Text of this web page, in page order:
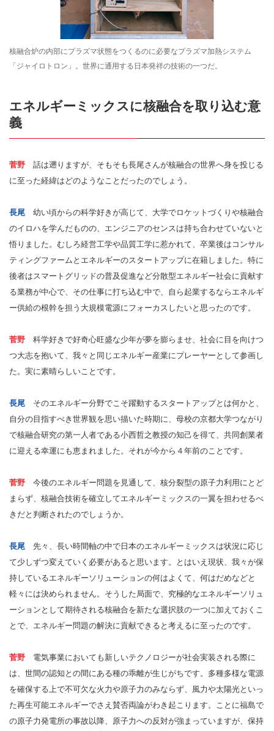
核融合炉の内部にプラズマ状態をつくるのに必要なプラズマ加熱システム
「ジャイロトロン」。世界に通用する日本発祥の技術の一つだ。
エネルギーミックスに核融合を取り込む意
義
菅野 話は遡りますが、そもそも長尾さんが核融合の世界へ身を投じる
に至った経緯はどのようなことだったのでしょう。
長尾 幼い頃からの科学好きが高じて、大学でロケットづくりや核融合
のイロハを学んだものの、エンジニアのセンスは持ち合わせていないと
悟りました。むしろ経営工学や品質工学に惹かれて、卒業後はコンサル
ティングファームとエネルギーのスタートアップに在籍しました。特に
後者はスマートグリッドの普及促進など分散型エネルギー社会に貢献す
る業務が中心で、その仕事に打ち込む中で、自ら起業するならエネルギ
ー供給の根幹を担う大規模電源にフォーカスしたいと思ったのです。
菅野 科学好きで好奇心旺盛な少年が夢を膨らませ、社会に目を向けつ
つ大志を抱いて、我々と同じエネルギー産業にプレーヤーとして参画し
た。実に素晴らしいことです。
長尾 そのエネルギー分野でこそ躍動するスタートアップとは何かと、
自分の目指すべき世界観を思い描いた時期に、母校の京都大学つながり
で核融合研究の第一人者である小西哲之教授の知己を得て、共同創業者
に迎える幸運にも恵まれました。それが今から４年前のことです。
菅野 今後のエネルギー問題を見通して、核分裂型の原子力利用にとど
まらず、核融合技術を確立してエネルギーミックスの一翼を担わせるべ
きだと判断されたのでしょうか。
長尾 先々、長い時間軸の中で日本のエネルギーミックスは状況に応じ
て少しずつ変えていく必要があると思います。とはいえ現状、我々が保
持しているエネルギーソリューションの何はよくて、何はだめなどと
軽々には決められません。そうした局面で、究極的なエネルギーソリュ
ーションとして期待される核融合を新たな選択肢の一つに加えておくこ
とで、エネルギー問題の解決に貢献できると考えるに至ったのです。
菅野 電気事業においても新しいテクノロジーが社会実装される際に
は、世間の認知との間にある種の乖離が生じがちです。多種多様な電源
を確保する上で不可欠な火力や原子力のみならず、風力や太陽光といっ
た再生可能エネルギーでさえ賛否両論がわき起こります。ことに福島で
の原子力発電所の事故以降、原子力への反対が強まっていますが、保持